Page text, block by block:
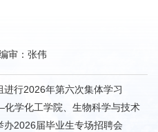
：张伟
行2026年第六次集体学习
学化工学院、生物科学与技术
2026届毕业生专场招聘会